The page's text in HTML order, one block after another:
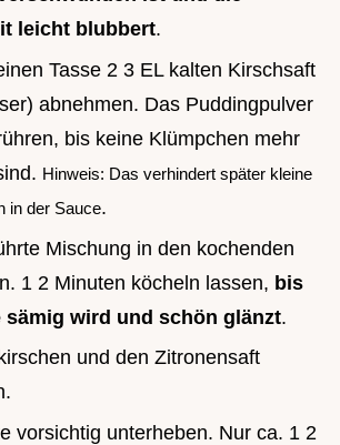
leicht blubbert.
Tasse 2 3 EL kalten Kirschsaft
abnehmen. Das Puddingpulver
bis keine Klümpchen mehr
Hinweis: Das verhindert später kleine
in der Sauce.
Mischung in den kochenden
1 2 Minuten köcheln lassen, bis
sämig wird und schön glänzt.
und den Zitronensaft
vorsichtig unterheben. Nur ca. 1 2